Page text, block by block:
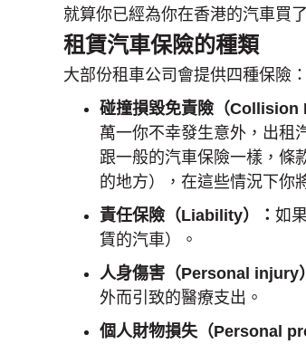
就算你已經為你在香港的汽車買
租賃汽車保險的種類
大部份租車公司會提供四種保險：
碰撞損毀免責險（Collision
萬一你不幸發生意外，出租
跟一般的汽車保險一樣，條
的地方），在這些情況下你
責任保險（Liability）： 如
賃的汽車）。
人身傷害 （Personal injury
外而引致的醫療支出。
個人財物損失（Personal